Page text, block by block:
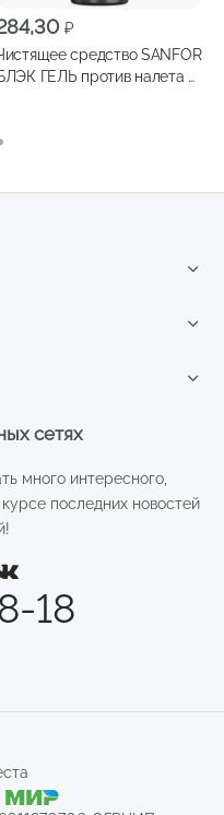
₽
средство SANFOR
ГЕЛЬ против налета и
сетях
много интересного,
последних новостей
18